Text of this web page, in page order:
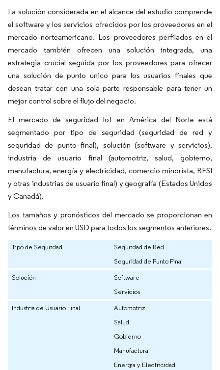
La solución considerada en el alcance del estudio comprende
el software y los servicios ofrecidos por los proveedores en el
mercado norteamericano. Los proveedores perfilados en el
mercado también ofrecen una solución integrada, una
estrategia crucial seguida por los proveedores para ofrecer
una solución de punto único para los usuarios finales que
desean tratar con una sola parte responsable para tener un
mejor control sobre el flujo del negocio.
El mercado de seguridad IoT en América del Norte está
segmentado por tipo de seguridad (seguridad de red y
seguridad de punto final), solución (software y servicios),
industria de usuario final (automotriz, salud, gobierno,
manufactura, energía y electricidad, comercio minorista, BFSI
y otras industrias de usuario final) y geografía (Estados Unidos
y Canadá).
Los tamaños y pronósticos del mercado se proporcionan en
términos de valor en USD para todos los segmentos anteriores.
Tipo de Seguridad
Seguridad de Red
Seguridad de Punto Final
Solución
Software
Servicios
Industria de Usuario Final
Automotriz
Salud
Gobierno
Manufactura
Energía y Electricidad